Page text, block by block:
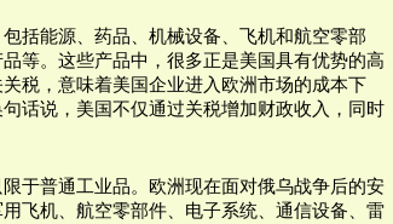
括能源、药品、机械设备、飞机和航空零部
等。这些产品中，很多正是美国具有优势的高
税，意味着美国企业进入欧洲市场的成本下
话说，美国不仅通过关税增加财政收入，同时
于普通工业品。欧洲现在面对俄乌战争后的安
飞机、航空零部件、电子系统、通信设备、雷